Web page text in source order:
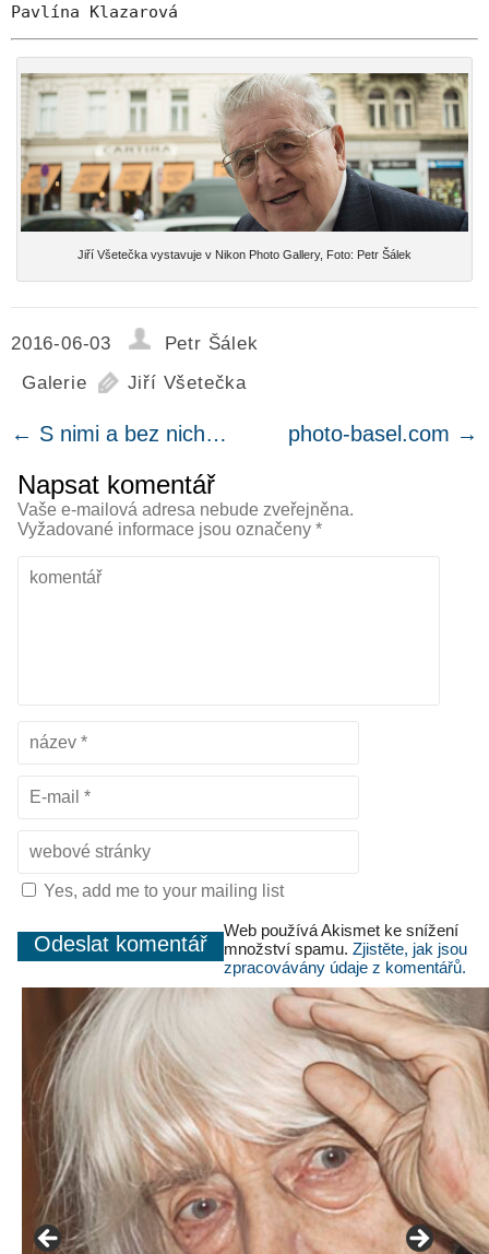
Pavlína Klazarová
Jiří Všetečka vystavuje v Nikon Photo Gallery, Foto: Petr Šálek
2016-06-03
Petr Šálek
Galerie
Jiří Všetečka
← S nimi a bez nich… photo-basel.com →
Napsat komentář
Vaše e-mailová adresa nebude zveřejněna.
Vyžadované informace jsou označeny *
Yes, add me to your mailing list
Web používá Akismet ke snížení
množství spamu. Zjistěte, jak jsou
zpracovávány údaje z komentářů.